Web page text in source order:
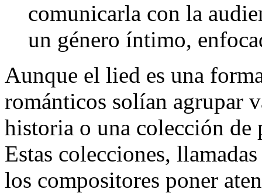
comunicarla con la
un género íntimo,
Aunque el lied es una
románticos solían agrupar
historia o una colección de
Estas colecciones,
los compositores poner